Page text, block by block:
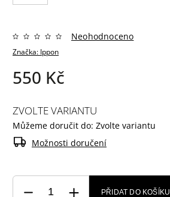
Značka: Ippon
Neohodnoceno
550 Kč
ZVOLTE VARIANTU
Můžeme doručit do: Zvolte variantu
Možnosti doručení
PŘIDAT DO KOŠÍKU